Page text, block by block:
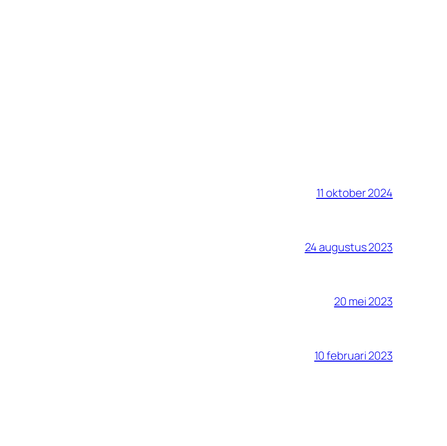
11 oktober 2024
24 augustus 2023
20 mei 2023
10 februari 2023